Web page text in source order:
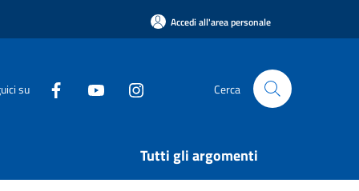
Accedi all'area personale
su Cerca
Tutti gli argomenti